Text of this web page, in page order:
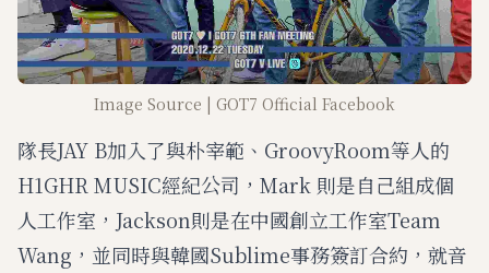
Image Source | GOT7 Official Facebook
隊長JAY B加入了與朴宰範、GroovyRoom等人的
H1GHR MUSIC經紀公司，Mark 則是自己組成個
人工作室，Jackson則是在中國創立工作室Team
Wang，並同時與韓國Sublime事務簽訂合約，就音